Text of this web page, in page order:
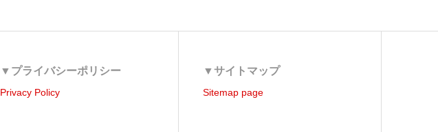
▼プライバシーポリシー
Privacy Policy
▼サイトマップ
Sitemap page